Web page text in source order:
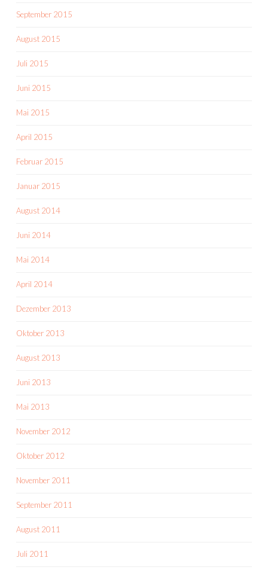
September 2015
August 2015
Juli 2015
Juni 2015
Mai 2015
April 2015
Februar 2015
Januar 2015
August 2014
Juni 2014
Mai 2014
April 2014
Dezember 2013
Oktober 2013
August 2013
Juni 2013
Mai 2013
November 2012
Oktober 2012
November 2011
September 2011
August 2011
Juli 2011